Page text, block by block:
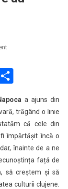
on
de
stagiune
Teatrul
Național
Cluj.
Ce
premiere
au
debutat
a ajuns din
trăgând o linie
că cele din
împărtășit încă o
înainte de a ne
față de
să creștem și să
culturii clujene.